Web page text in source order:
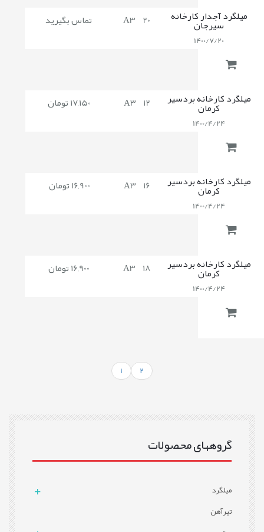
میلگرد آجدار کارخانه
سیرجان
1400/7/20
20
A3 تماس بگیرید
میلگرد کارخانه بردسیر
کرمان
1400/4/24
12
A3 17,150 تومان
میلگرد کارخانه بردسیر
کرمان
1400/4/24
16
A3 16,900 تومان
میلگرد کارخانه بردسیر
کرمان
1400/4/24
18
A3 16,900 تومان
1 2
گروههای محصولات
میلگرد
تيرآهن